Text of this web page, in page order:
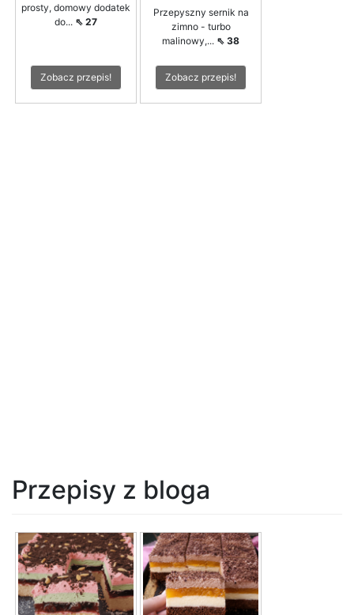
prosty, domowy dodatek
do... ⇖ 27
Zobacz przepis!
Przepyszny sernik na
zimno - turbo
malinowy,... ⇖ 38
Zobacz przepis!
Przepisy z bloga